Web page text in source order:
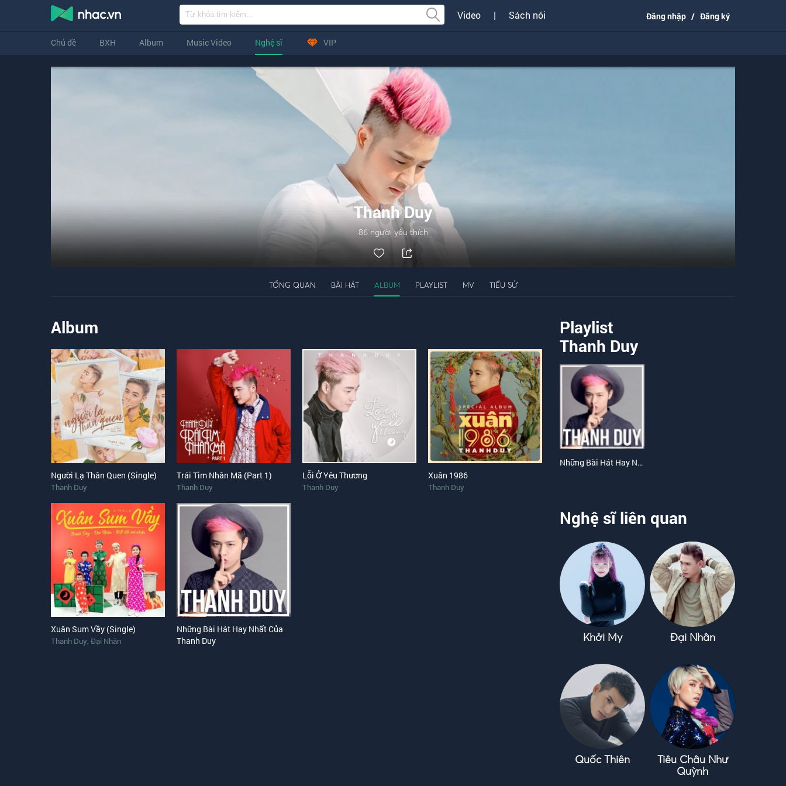
Video | Sách nói Đăng nhập / Đăng ký
Chủ đề BXH Album Music Video Nghệ sĩ VIP
Thanh Duy
86người yêu thích
TỔNG QUAN BÀI HÁT ALBUM PLAYLIST MV TIỂU SỬ
Album
Người Lạ Thân Quen (Single)
Thanh Duy
Trái Tim Nhân Mã (Part 1)
Thanh Duy
Lỗi Ở Yêu Thương
Thanh Duy
Xuân 1986
Thanh Duy
Xuân Sum Vầy (Single)
Thanh Duy, Đại Nhân
Những Bài Hát Hay Nhất Của
Thanh Duy
Playlist
Thanh Duy
Những Bài Hát Hay Nhất Của Thanh Duy
Nghệ sĩ liên quan
Khởi My Đại Nhân
Quốc Thiên
Tiêu Châu Như
Quỳnh